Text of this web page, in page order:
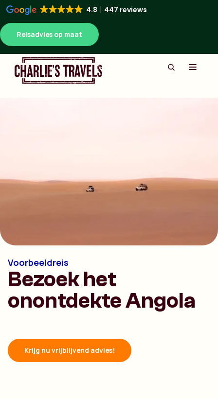
4.8 447 reviews
Reisadvies op maat
Voorbeeldreis
Bezoek het
onontdekte Angola
Krijg nu vrijblijvend advies!